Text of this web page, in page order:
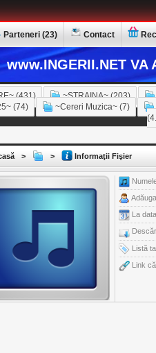
Parteneri (23) Contact
www.INGERII.NET VA
(431) ~STRAINA~ (203)
(74) ~Cereri Muzica~ (7)
> > Informaţii Fişier
La
Listă
Link